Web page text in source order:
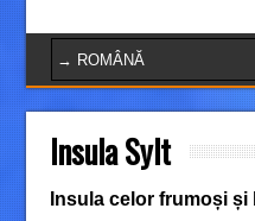
Insula Sylt
Insula celor frumoși și